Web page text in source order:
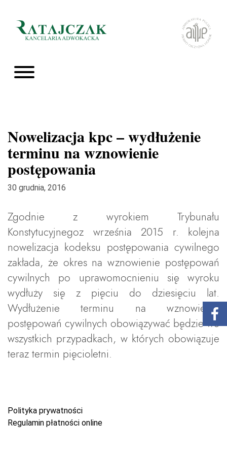
Nowelizacja kpc – wydłużenie
terminu na wznowienie
postępowania
30 grudnia, 2016
Zgodnie z wyrokiem Trybunału
Konstytucyjnegoz września 2015 r. kolejna
nowelizacja kodeksu postępowania cywilnego
zakłada, że okres na wznowienie postępowań
cywilnych po uprawomocnieniu się wyroku
wydłuży się z pięciu do dziesięciu lat.
Wydłużenie terminu na wznowienie
postępowań cywilnych obowiązywać będzie we
wszystkich przypadkach, w których obowiązuje
teraz termin pięcioletni.
Polityka prywatności
Regulamin płatności online